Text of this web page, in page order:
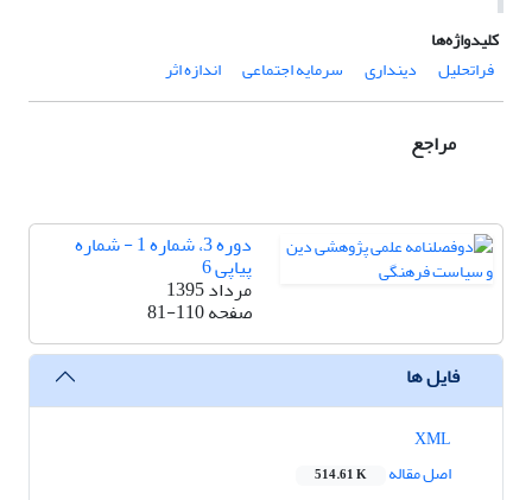
کلیدواژه‌ها
فراتحلیل
دینداری سرمایه اجتماعی اندازه اثر
مراجع
دوره 3، شماره 1 - شماره
پیاپی 6
مرداد 1395
صفحه81-110
فایل ها
اصل مقاله
514.61 K